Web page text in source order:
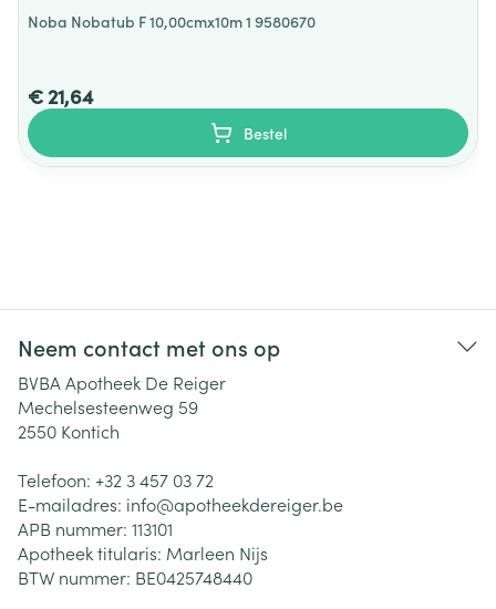
Noba Nobatub F 10,00cmx10m 1 9580670
€ 21,64
Bestel
Neem contact met ons op
BVBA Apotheek De Reiger
Mechelsesteenweg 59
2550 Kontich
Telefoon: +32 3 457 03 72
E-mailadres: info@apotheekdereiger.be
APB nummer: 113101
Apotheek titularis: Marleen Nijs
BTW nummer: BE0425748440